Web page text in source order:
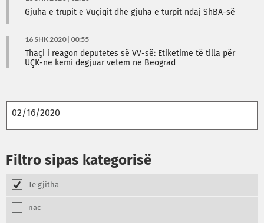
Gjuha e trupit e Vuçiqit dhe gjuha e turpit ndaj ShBA-së
16 SHK 2020 | 00:55
Thaçi i reagon deputetes së VV-së: Etiketime të tilla për
UÇK-në kemi dëgjuar vetëm në Beograd
Filtro sipas kategorisë
Te gjitha
nac